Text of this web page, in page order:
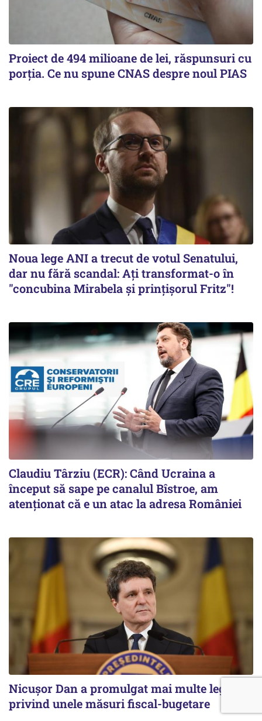
Proiect de 494 milioane de lei, răspunsuri cu
porția. Ce nu spune CNAS despre noul PIAS
Noua lege ANI a trecut de votul Senatului,
dar nu fără scandal: Ați transformat-o în
"concubina Mirabela şi prinţişorul Fritz"!
Claudiu Târziu (ECR): Când Ucraina a
început să sape pe canalul Bîstroe, am
atenționat că e un atac la adresa României
Nicușor Dan a promulgat mai multe legi
privind unele măsuri fiscal-bugetare